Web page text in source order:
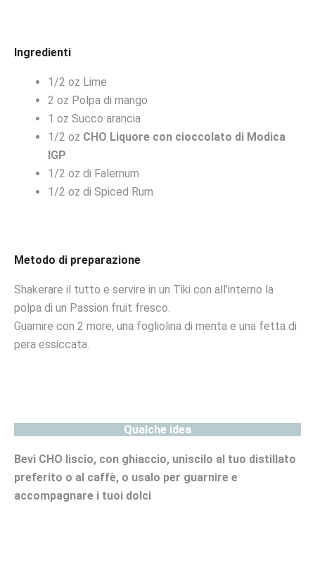
Ingredienti
1/2 oz Lime
2 oz Polpa di mango
1 oz Succo arancia
1/2 oz CHO Liquore con cioccolato di Modica
IGP
1/2 oz di Falernum
1/2 oz di Spiced Rum
Metodo di preparazione
Shakerare il tutto e servire in un Tiki con all’interno la
polpa di un Passion fruit fresco.
Guarnire con 2 more, una fogliolina di menta e una fetta di
pera essiccata.
Qualche idea
Bevi CHO liscio, con ghiaccio, uniscilo al tuo distillato
preferito o al caffè, o usalo per guarnire e
accompagnare i tuoi dolci